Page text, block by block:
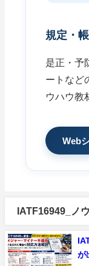
規定・
是正・予
ートなど
ウハウ教
Web
IATF16949_ノ
が